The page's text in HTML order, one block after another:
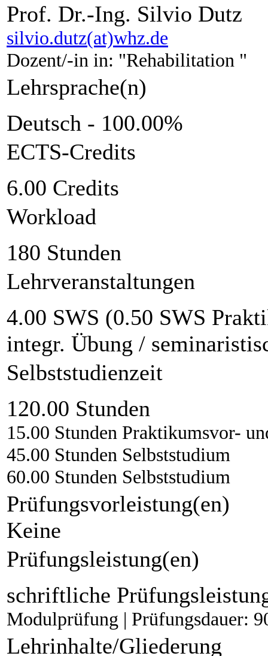
Prof. Dr.-Ing. Silvio Dutz
silvio.dutz(at)whz.de
Dozent/-in in: "Rehabilitation "
Lehrsprache(n)
Deutsch - 100.00%
ECTS-Credits
6.00 Credits
Workload
180 Stunden
Lehrveranstaltungen
4.00 SWS (0.50 SWS
integr. Übung /
Selbststudienzeit
120.00 Stunden
15.00 Stunden Praktikumsvor-
45.00 Stunden Selbststudium
60.00 Stunden Selbststudium
Prüfungsvorleistung(en)
Keine
Prüfungsleistung(en)
schriftliche
Modulprüfung | Prüfungsdauer:
Lehrinhalte/Gliederung